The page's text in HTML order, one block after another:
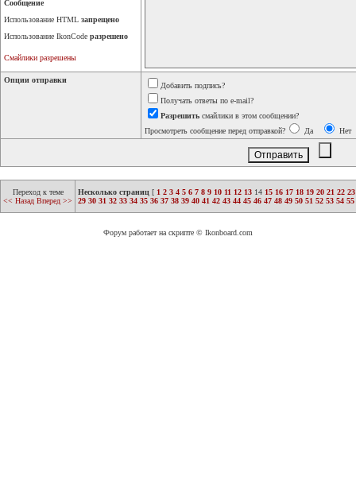
Сообщение
Использование HTML запрещено
Использование IkonCode разрешено
Смайлики разрешены
Опции отправки
Добавить подпись?
Получать ответы по e-mail?
Разрешить смайлики в этом сообщении?
Просмотреть сообщение перед отправкой?
Да Нет
Переход к теме
<< Назад Вперед >>
Несколько страниц [ 1 2 3 4 5 6 7 8 9 10 11 12 13 14 15 16 17 18 19 20 21 22 23
29 30 31 32 33 34 35 36 37 38 39 40 41 42 43 44 45 46 47 48 49 50 51 52 53 54 55
Форум работает на скрипте © Ikonboard.com